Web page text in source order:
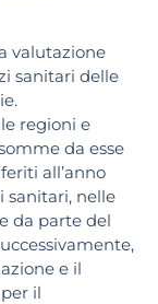
valutazione
sanitari delle
regioni e
da esse
all’anno
sanitari, nelle
da parte del
e il
il